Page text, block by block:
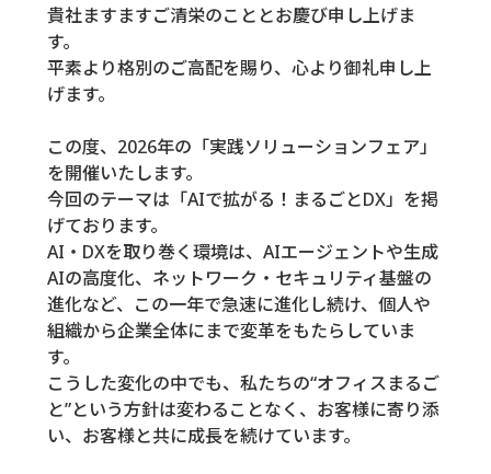
貴社ますますご清栄のこととお慶び申し上げま
す。
平素より格別のご高配を賜り、心より御礼申し上
げます。
この度、2026年の「実践ソリューションフェア」
を開催いたします。
今回のテーマは「AIで拡がる！まるごとDX」を掲
げております。
AI・DXを取り巻く環境は、AIエージェントや生成
AIの高度化、ネットワーク・セキュリティ基盤の
進化など、この一年で急速に進化し続け、個人や
組織から企業全体にまで変革をもたらしていま
す。
こうした変化の中でも、私たちの“オフィスまるご
と”という方針は変わることなく、お客様に寄り添
い、お客様と共に成長を続けています。